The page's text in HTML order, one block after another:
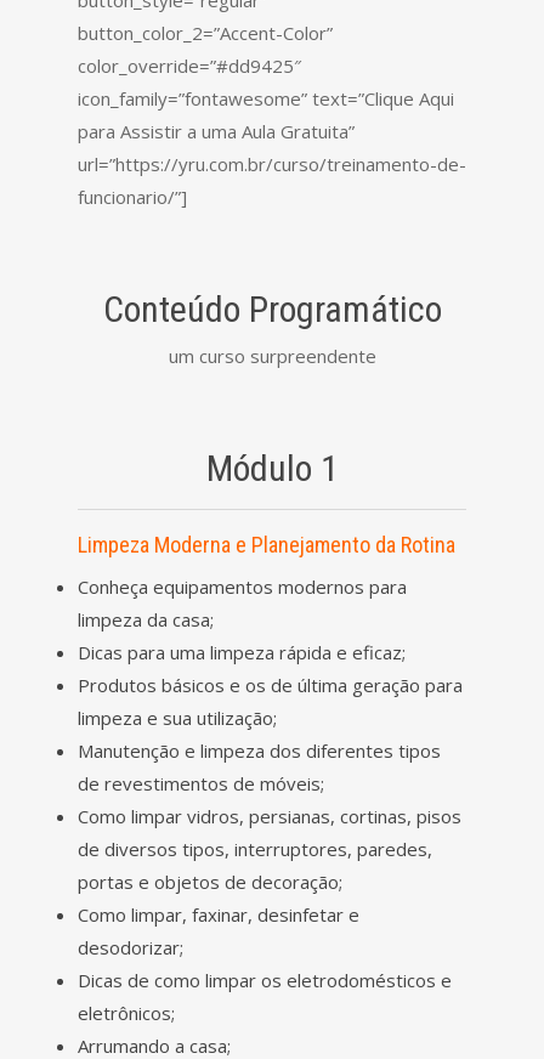
button_color_2=”Accent-Color”
color_override=”#dd9425″
icon_family=”fontawesome” text=”Clique Aqui
para Assistir a uma Aula Gratuita”
url=”https://yru.com.br/curso/treinamento-de-
funcionario/”]
Conteúdo Programático
um curso surpreendente
Módulo 1
Limpeza Moderna e Planejamento da Rotina
Conheça equipamentos modernos para
limpeza da casa;
Dicas para uma limpeza rápida e eficaz;
Produtos básicos e os de última geração para
limpeza e sua utilização;
Manutenção e limpeza dos diferentes tipos
de revestimentos de móveis;
Como limpar vidros, persianas, cortinas, pisos
de diversos tipos, interruptores, paredes,
portas e objetos de decoração;
Como limpar, faxinar, desinfetar e
desodorizar;
Dicas de como limpar os eletrodomésticos e
eletrônicos;
Arrumando a casa;